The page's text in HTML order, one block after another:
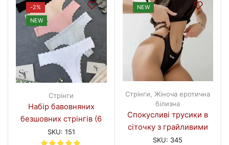
-2%
NEW
Стрінги
Набір бавовняних
безшовних стрінгів (6
шт)#151
SKU: 151
NEW
Стрінги
Жіноча еротична
білизна
Спокусливі трусики в
сіточку з грайливими
написами #345
SKU: 345